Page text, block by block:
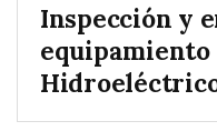
Inspección y
equipamiento